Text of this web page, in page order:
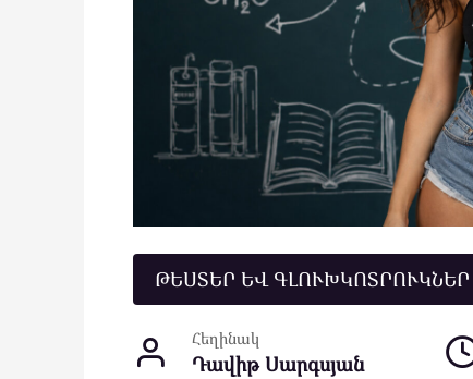
ԹԵՍՏԵՐ ԵՎ ԳԼՈՒԽԿՈՏՐՈՒԿՆԵՐ
Հեղինակ
Դավիթ Սարգսյան